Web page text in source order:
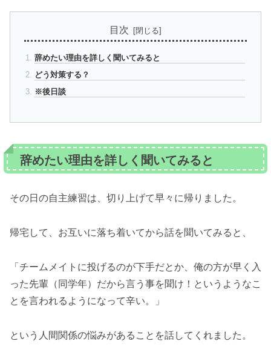
目次
辞めたい理由を詳しく聞いてみると
どう対策する？
※後日談
辞めたい理由を詳しく聞いてみると
その日の自主練習は、切り上げて早々に帰りました。
帰宅して、お互いに落ち着いてから話を聞いてみると、
「チームメイトに投げるのが下手だとか、俺の方が早く入
った先輩（同学年）だから言う事を聞け！というようなこ
とを言われるようになって辛い。」
という人間関係の悩みがあることを話してくれました。